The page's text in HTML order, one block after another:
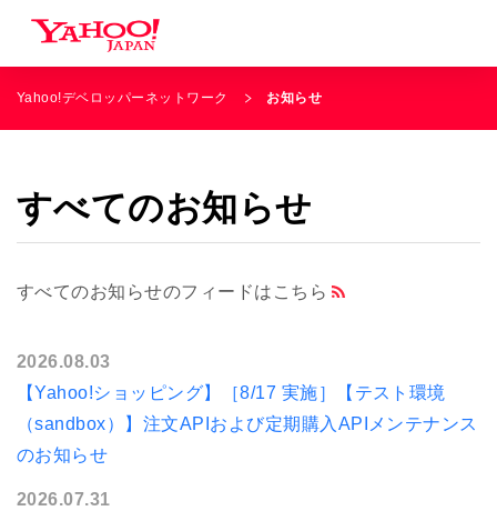
Yahoo!デベロッパーネットワーク お知らせ
すべてのお知らせ
すべてのお知らせのフィードはこちら
2026.08.03
【Yahoo!ショッピング】［8/17 実施］【テスト環境
（sandbox）】注文APIおよび定期購入APIメンテナンス
のお知らせ
2026.07.31